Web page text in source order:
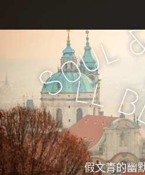
e
n
u
i
c
n
t
e
n
t
Soul
ll B
假文青的幽